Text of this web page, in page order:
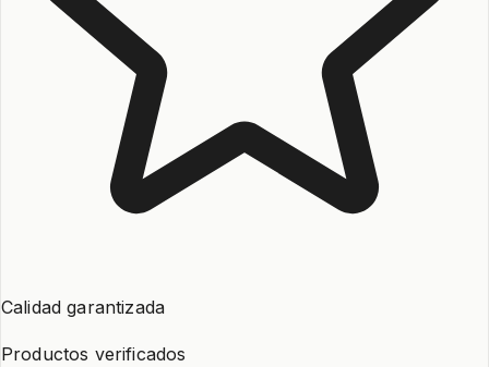
Calidad garantizada
Productos verificados